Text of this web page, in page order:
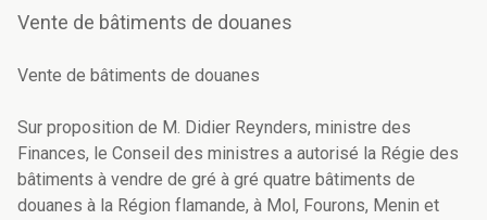
Vente de bâtiments de douanes
Vente de bâtiments de douanes
Sur proposition de M. Didier Reynders, ministre des
Finances, le Conseil des ministres a autorisé la Régie des
bâtiments à vendre de gré à gré quatre bâtiments de
douanes à la Région flamande, à Mol, Fourons, Menin et